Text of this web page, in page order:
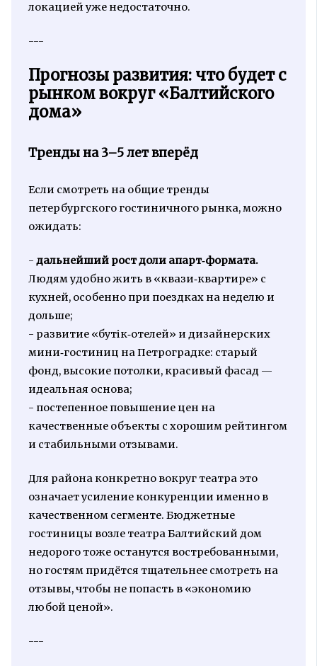
локацией уже недостаточно.
---
Прогнозы развития: что будет с
рынком вокруг «Балтийского
дома»
Тренды на 3–5 лет вперёд
Если смотреть на общие тренды
петербургского гостиничного рынка, можно
ожидать:
- дальнейший рост доли апарт‑формата.
Людям удобно жить в «квази‑квартире» с
кухней, особенно при поездках на неделю и
дольше;
- развитие «бутік‑отелей» и дизайнерских
мини‑гостиниц на Петроградке: старый
фонд, высокие потолки, красивый фасад —
идеальная основа;
- постепенное повышение цен на
качественные объекты с хорошим рейтингом
и стабильными отзывами.
Для района конкретно вокруг театра это
означает усиление конкуренции именно в
качественном сегменте. Бюджетные
гостиницы возле театра Балтийский дом
недорого тоже останутся востребованными,
но гостям придётся тщательнее смотреть на
отзывы, чтобы не попасть в «экономию
любой ценой».
---